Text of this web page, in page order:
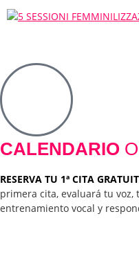
CALENDARIO
RESERVA TU 1ª CITA
primera cita, evaluará tu
entrenamiento vocal y